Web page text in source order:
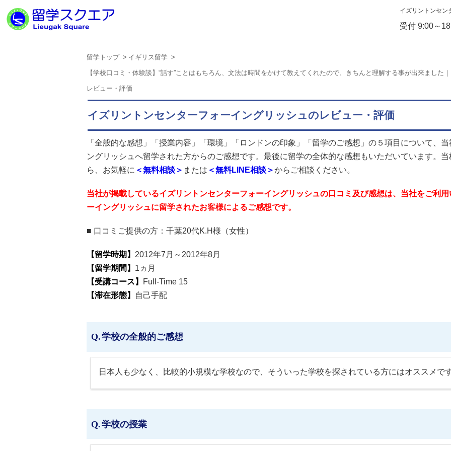
イズリントンセン
受付 9:00～
留学トップ イギリス留学
【学校口コミ・体験談】“話す”ことはもちろん、文法は時間をかけて教えてくれたので、きちんと理解する事が出来ました
レビュー・評価
イズリントンセンターフォーイングリッシュのレビュー・評価
「全般的な感想」「授業内容」「環境」「ロンドンの印象」「留学のご感想」の５項目について、
ングリッシュ へ留学された方からのご感想です。最後に留学の全体的な感想もいただいています。
ら、お気軽に ＜無料相談＞ または ＜無料LINE相談＞からご相談ください。
当社が掲載しているイズリントンセンターフォーイングリッシュの口コミ及び感想は、当社をご利
ーイングリッシュに留学されたお客様によるご感想です。
■ 口コミご提供の方： 千葉20代K.H様（女性）
【留学時期】 2012年7月～2012年8月
【留学期間】 1ヵ月
【受講コース】
Full-Time 15
【滞在形態】
自己手配
学校の全般的ご感想
日本人も少なく、比較的小規模な学校なので、そういった学校を探されている方にはオススメで
学校の授業